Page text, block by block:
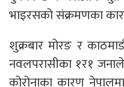
भाइरसको संक्रमणका
शुक्रबार मोरङ र
नवलपरासीका १र१
कोरोनाका कारण